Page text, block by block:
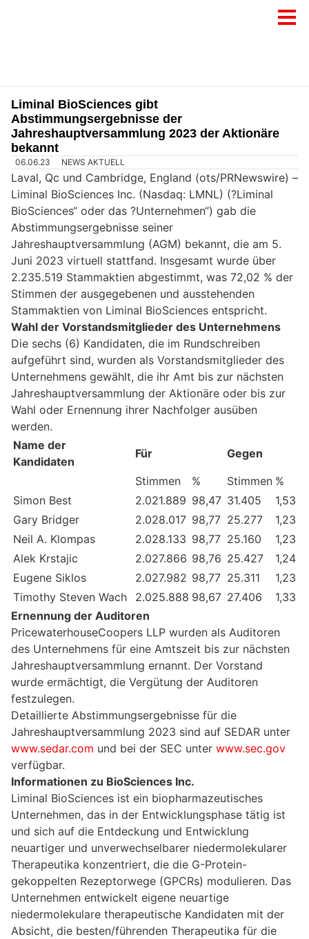
Liminal BioSciences gibt
Abstimmungsergebnisse der
Jahreshauptversammlung 2023 der Aktionäre
bekannt
06.06.23 NEWS AKTUELL
Laval, Qc und Cambridge, England (ots/PRNewswire) –
Liminal BioSciences Inc. (Nasdaq: LMNL) (?Liminal
BioSciences“ oder das ?Unternehmen“) gab die
Abstimmungsergebnisse seiner
Jahreshauptversammlung (AGM) bekannt, die am 5.
Juni 2023 virtuell stattfand. Insgesamt wurde über
2.235.519 Stammaktien abgestimmt, was 72,02 % der
Stimmen der ausgegebenen und ausstehenden
Stammaktien von Liminal BioSciences entspricht.
Wahl der Vorstandsmitglieder des Unternehmens
Die sechs (6) Kandidaten, die im Rundschreiben
aufgeführt sind, wurden als Vorstandsmitglieder des
Unternehmens gewählt, die ihr Amt bis zur nächsten
Jahreshauptversammlung der Aktionäre oder bis zur
Wahl oder Ernennung ihrer Nachfolger ausüben
werden.
Name der
Kandidaten
Für
Gegen
Stimmen
% Stimmen %
Simon Best
2.021.889 98,47 31.405
1,53
Gary Bridger
2.028.017 98,77 25.277
1,23
Neil A. Klompas
2.028.133 98,77 25.160
1,23
Alek Krstajic
2.027.866 98,76 25.427
1,24
Eugene Siklos
2.027.982 98,77 25.311
1,23
Timothy Steven Wach
2.025.888 98,67 27.406
1,33
Ernennung der Auditoren
PricewaterhouseCoopers LLP wurden als Auditoren
des Unternehmens für eine Amtszeit bis zur nächsten
Jahreshauptversammlung ernannt. Der Vorstand
wurde ermächtigt, die Vergütung der Auditoren
festzulegen.
Detaillierte Abstimmungsergebnisse für die
Jahreshauptversammlung 2023 sind auf SEDAR unter
www.sedar.com und bei der SEC unter www.sec.gov
verfügbar.
Informationen zu BioSciences Inc.
Liminal BioSciences ist ein biopharmazeutisches
Unternehmen, das in der Entwicklungsphase tätig ist
und sich auf die Entdeckung und Entwicklung
neuartiger und unverwechselbarer niedermolekularer
Therapeutika konzentriert, die die G-Protein-
gekoppelten Rezeptorwege (GPCRs) modulieren. Das
Unternehmen entwickelt eigene neuartige
niedermolekulare therapeutische Kandidaten mit der
Absicht, die besten/führenden Therapeutika für die